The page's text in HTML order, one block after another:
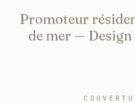
Promoteur
de mer —